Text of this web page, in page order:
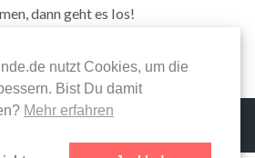
dann geht es los!
alle, C.
nutzt Cookies, um die
Bist Du damit
Mehr erfahren